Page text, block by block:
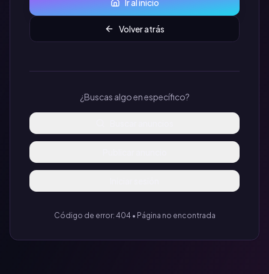
Volver atrás
¿Buscas algo en específico?
Código de error: 404 • Página no encontrada